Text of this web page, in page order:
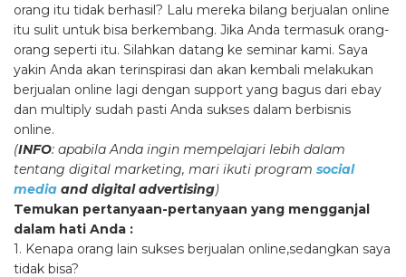
orang itu tidak berhasil? Lalu mereka bilang berjualan online
itu sulit untuk bisa berkembang. Jika Anda termasuk orang-
orang seperti itu. Silahkan datang ke seminar kami. Saya
yakin Anda akan terinspirasi dan akan kembali melakukan
berjualan online lagi dengan support yang bagus dari ebay
dan multiply sudah pasti Anda sukses dalam berbisnis
online.
(INFO: apabila Anda ingin mempelajari lebih dalam
tentang digital marketing, mari ikuti program social
media and digital advertising)
Temukan pertanyaan-pertanyaan yang mengganjal
dalam hati Anda :
1. Kenapa orang lain sukses berjualan online,sedangkan saya
tidak bisa?